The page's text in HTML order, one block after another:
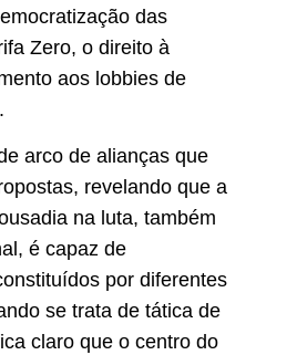
das
Zero, o direito à
aos lobbies de
arco de alianças que
revelando que a
na luta, também
é capaz de
por diferentes
se trata de tática de
claro que o centro do